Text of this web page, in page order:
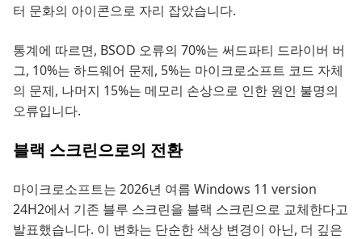
터 문화의 아이콘으로 자리 잡았습니다.
통계에 따르면, BSOD 오류의 70%는 써드파티 드라이버 버
그, 10%는 하드웨어 문제, 5%는 마이크로소프트 코드 자체
의 문제, 나머지 15%는 메모리 손상으로 인한 원인 불명의
오류입니다.
블랙 스크린으로의 전환
마이크로소프트는 2026년 여름 Windows 11 version
24H2에서 기존 블루 스크린을 블랙 스크린으로 교체한다고
발표했습니다. 이 변화는 단순한 색상 변경이 아닌, 더 깊은